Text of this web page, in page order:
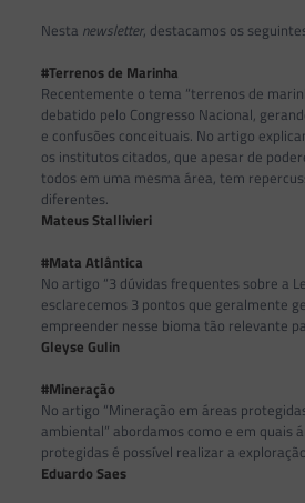
Nesta newsletter, destacamos os
#Terrenos de Marinha
Recentemente o tema “terrenos de
debatido pelo Congresso Nacional,
e confusões conceituais. No artigo
os institutos citados, que apesar de
todos em uma mesma área, tem
diferentes.
Mateus Stallivieri
#Mata Atlântica
No artigo “3 dúvidas frequentes sobre a
esclarecemos 3 pontos que geralmente
empreender nesse bioma tão relevante
Gleyse Gulin
#Mineração
No artigo “Mineração em áreas
ambiental” abordamos como e em quais
protegidas é possível realizar a
Eduardo Saes